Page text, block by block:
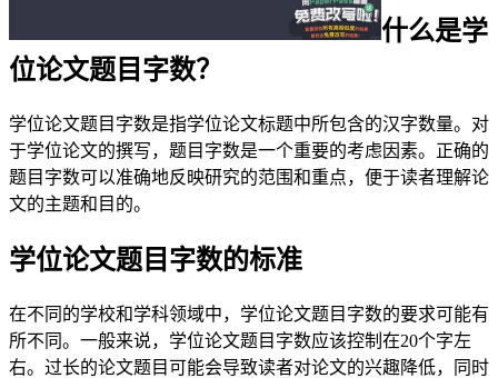
什么是学
位论文题目字数？
学位论文题目字数是指学位论文标题中所包含的汉字数量。对
于学位论文的撰写，题目字数是一个重要的考虑因素。正确的
题目字数可以准确地反映研究的范围和重点，便于读者理解论
文的主题和目的。
学位论文题目字数的标准
在不同的学校和学科领域中，学位论文题目字数的要求可能有
所不同。一般来说，学位论文题目字数应该控制在20个字左
右。过长的论文题目可能会导致读者对论文的兴趣降低，同时